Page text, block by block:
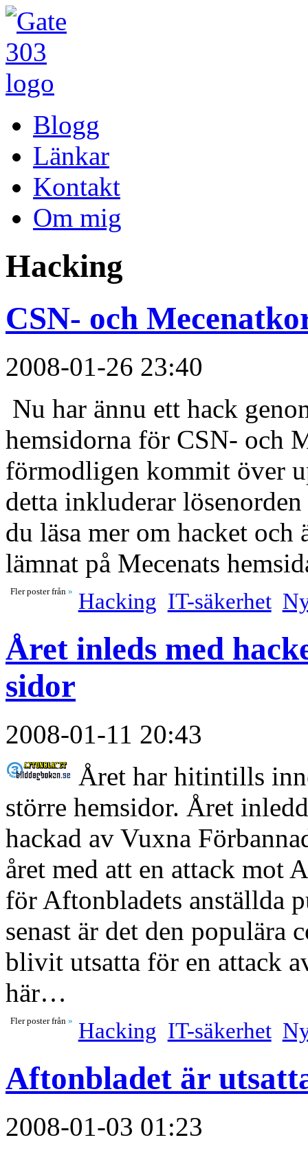
Blogg
Länkar
Kontakt
Om mig
Hacking
CSN- och
2008-01-26 23:40
Nu har ännu ett hack
hemsidorna för CSN- och
förmodligen kommit över
detta inkluderar
du läsa mer om hacket och
lämnat på Mecenats
Fler poster från» Hacking IT-säkerhet
Året inleds med
sidor
2008-01-11 20:43
Året har hitintills
större hemsidor. Året
hackad av Vuxna
året med att en attack mot
för Aftonbladets anställda
senast är det den
blivit utsatta för en attack
här…
Fler poster från» Hacking IT-säkerhet
Aftonbladet är
2008-01-03 01:23